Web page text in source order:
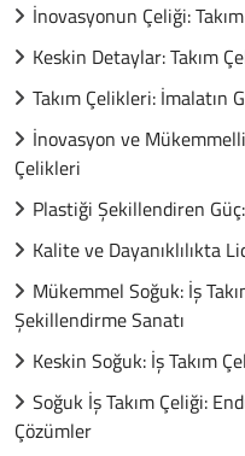
İnovasyonun Çeliği:
Keskin Detaylar: Takım
Takım Çelikleri: İmalatın
İnovasyon ve
Çelikleri
Plastiği Şekillendiren
Kalite ve Dayanıklılıkta
Mükemmel Soğuk: İş
Şekillendirme Sanatı
Keskin Soğuk: İş Takım
Soğuk İş Takım Çeliği:
Çözümler